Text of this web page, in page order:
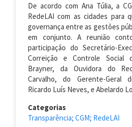
De acordo com Ana Túlia, a
RedeLAI com as cidades para
governança entre as gestões
em conjunto. A reunião
participação do Secretário-
Correição e Controle Social
Brayner, da Ouvidora do
Carvalho, do Gerente-Geral
Ricardo Luís Neves, e Abelardo
Categorias
Transparência; CGM; RedeLAI